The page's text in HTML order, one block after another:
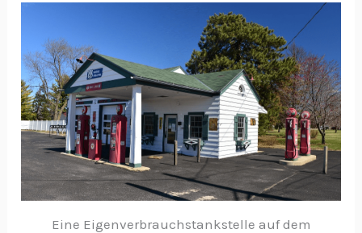
Eine Eigenverbrauchstankstelle auf dem